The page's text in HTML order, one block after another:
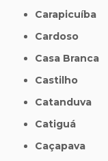
Carapicuíba
Cardoso
Casa Branca
Castilho
Catanduva
Catiguá
Caçapava